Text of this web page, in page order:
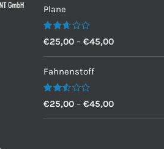
Plane
Bewertet
2.60
von 5
€25,00 – €45,00
Fahnenstoff
Bewertet
2.50
€25,00 – €45,00